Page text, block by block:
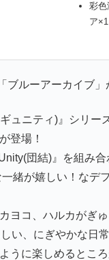
彩色
ア×1
ブルーアーカイブ」
ュニティ)』シリー
登場！
団結)』を組み
緒が嬉しい！なデ
ヨコ、ハルカがぎ
い、にぎやかな日
うに楽しめるとこ